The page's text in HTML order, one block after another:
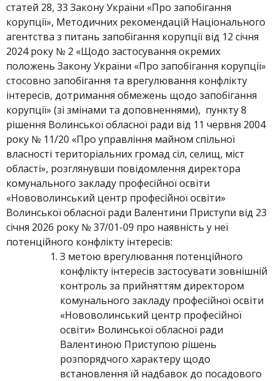
статей 28, 33 Закону України «Про запобігання
корупції», Методичних рекомендацій Національного
агентства з питань запобігання корупції від 12 січня
2024 року № 2 «Щодо застосування окремих
положень Закону України «Про запобігання корупції»
стосовно запобігання та врегулювання конфлікту
інтересів, дотримання обмежень щодо запобігання
корупції» (зі змінами та доповненнями), пункту 8
рішення Волинської обласної ради від 11 червня 2004
року № 11/20 «Про управління майном спільної
власності територіальних громад сіл, селищ, міст
області», розглянувши повідомлення директора
комунального закладу професійної освіти
«Нововолинський центр професійної освіти»
Волинської обласної ради Валентини Приступи від 23
січня 2026 року № 37/01-09 про наявність у неї
потенційного конфлікту інтересів:
З метою врегулювання потенційного
конфлікту інтересів застосувати зовнішній
контроль за прийняттям директором
комунального закладу професійної освіти
«Нововолинський центр професійної
освіти» Волинської обласної ради
Валентиною Приступою рішень
розпорядчого характеру щодо
встановлення їй надбавок до посадового